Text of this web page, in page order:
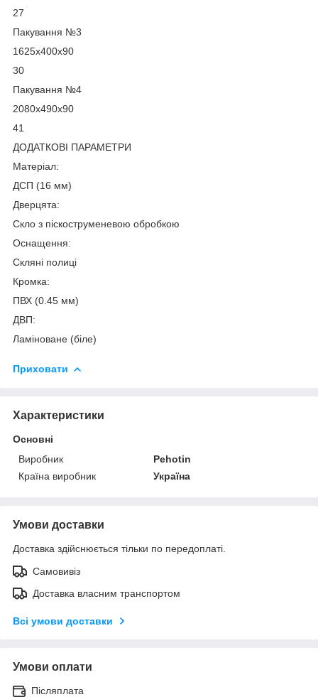
27
Пакування №3
1625х400х90
30
Пакування №4
2080х490х90
41
ДОДАТКОВІ ПАРАМЕТРИ
Матеріал:
ДСП (16 мм)
Дверцята:
Скло з піскоструменевою обробкою
Оснащення:
Скляні полиці
Кромка:
ПВХ (0.45 мм)
ДВП:
Ламіноване (біле)
Приховати
Характеристики
Основні
Виробник
Pehotin
Країна виробник
Україна
Умови доставки
Доставка здійснюється тільки по передоплаті.
Самовивіз
Доставка власним транспортом
Всі умови доставки
Умови оплати
Післяплата